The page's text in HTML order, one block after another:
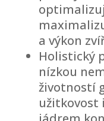
a výkon
Holistický
nízkou
životností
užitkovost